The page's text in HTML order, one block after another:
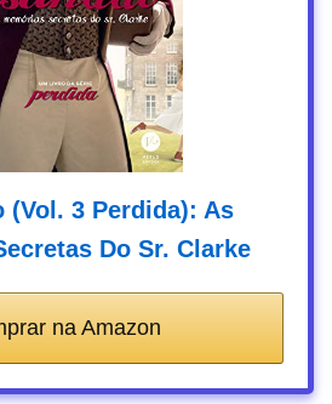
(Vol. 3 Perdida): As
Do Sr. Clarke
na Amazon